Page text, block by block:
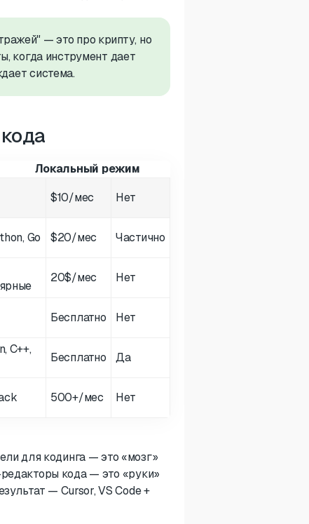
— это про крипту, но
когда инструмент дает
система.
Локальный режим
$10/мес Нет
Go $20/мес Частично
20$/мес Нет
Бесплатно Нет
C++,
Бесплатно Да
500+/мес Нет
для кодинга — это «мозг»
кода — это «руки»
— Cursor, VS Code +